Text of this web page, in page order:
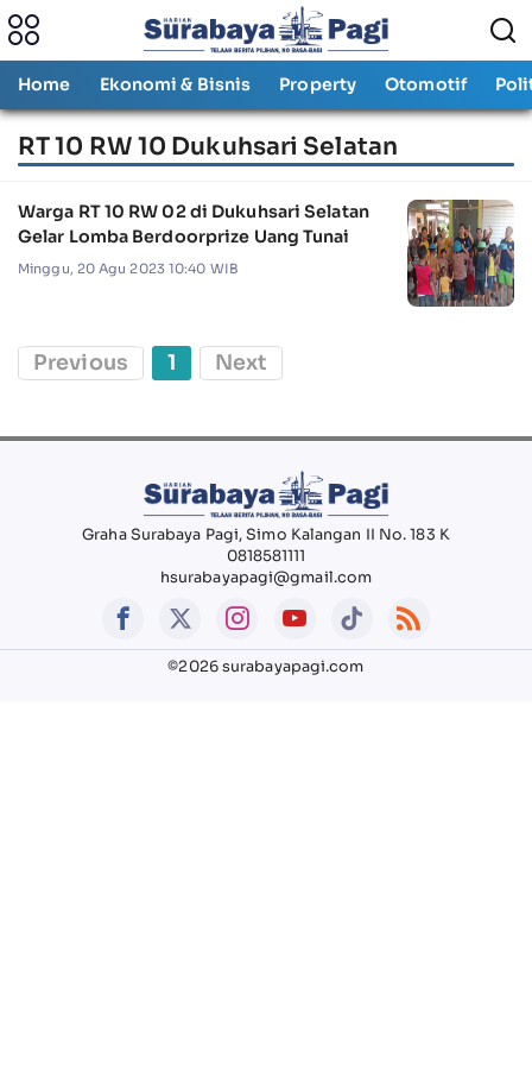
Home Ekonomi & Bisnis Property Otomotif
RT 10 RW 10 Dukuhsari Selatan
Warga RT 10 RW 02 di Dukuhsari Selatan
Gelar Lomba Berdoorprize Uang Tunai
Minggu, 20 Agu 2023 10:40 WIB
Previous 1 Next
Graha Surabaya Pagi, Simo Kalangan II No. 183 K
0818581111
hsurabayapagi@gmail.com
©2026 surabayapagi.com